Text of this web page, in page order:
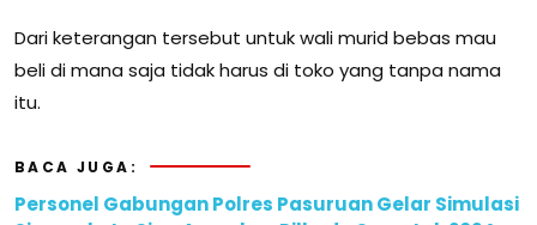
Dari keterangan tersebut untuk wali murid bebas mau
beli di mana saja tidak harus di toko yang tanpa nama
itu.
BACA JUGA:
Personel Gabungan Polres Pasuruan Gelar Simulasi